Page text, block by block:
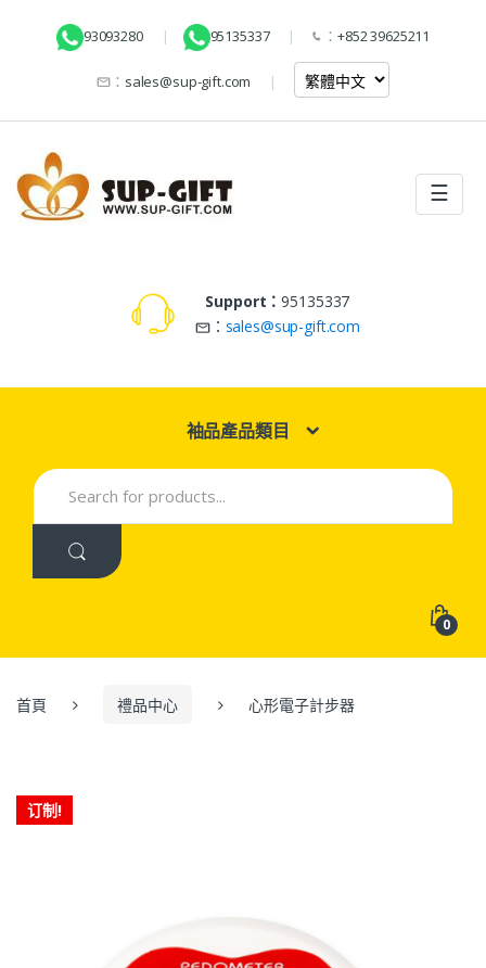
93093280 95135337 ： +852 39625211
： sales@sup-gift.com
☰
Support：95135337
： sales@sup-gift.com
袖品產品類目
Search
for:
0
首頁 禮品中心 心形電子計步器
订制!